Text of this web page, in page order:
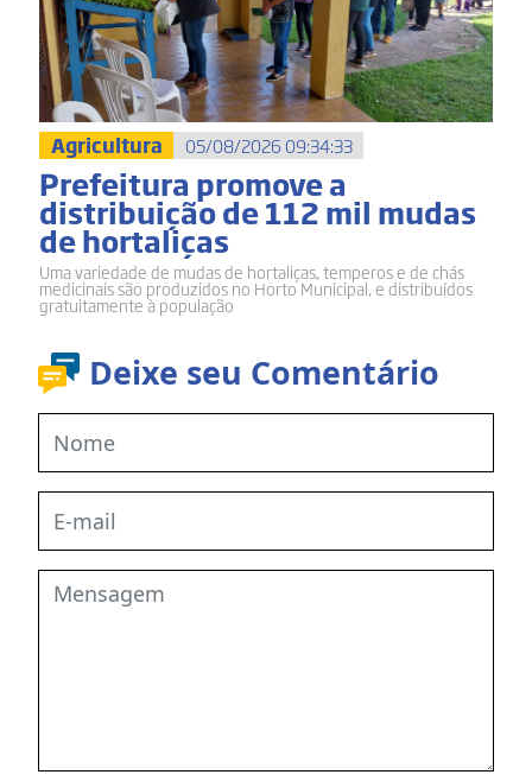
Deixe seu Comentário
Agricultura 05/08/2026 09:34:33
Prefeitura promove a
distribuição de 112 mil mudas
de hortaliças
Uma variedade de mudas de hortaliças, temperos e de chás
medicinais são produzidos no Horto Municipal, e distribuídos
gratuitamente à população